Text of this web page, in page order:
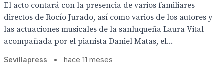
El acto contará con la presencia de varios familiares
directos de Rocío Jurado, así como varios de los autores y
las actuaciones musicales de la sanluqueña Laura Vital
acompañada por el pianista Daniel Matas, el...
Sevillapress • hace 11 meses